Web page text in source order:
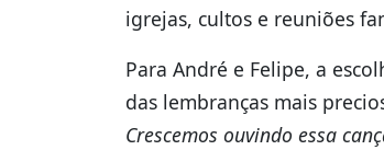
igrejas, cultos e reuniões
Para André e Felipe, a
das lembranças mais
Crescemos ouvindo essa